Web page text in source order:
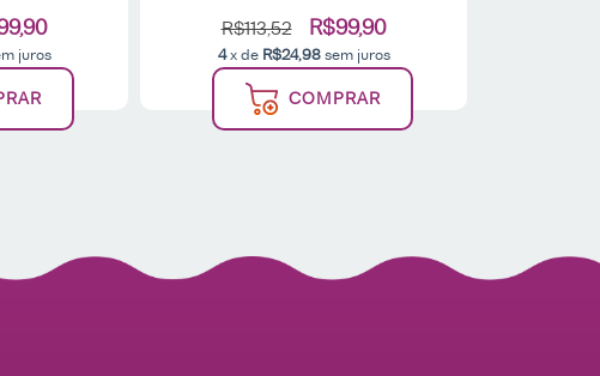
Comigo
juros
Bombom Pastilha Tubete - Fala
Comigo
R$113,52 R$99,90
4 x de R$24,98 sem juros
COMPRAR